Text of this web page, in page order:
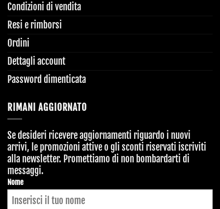
Condizioni di vendita
Resi e rimborsi
Ordini
Dettagli account
Password dimenticata
RIMANI AGGIORNATO
Se desideri ricevere aggiornamenti riguardo i nuovi
arrivi, le promozioni attive o gli sconti riservati iscriviti
alla newsletter. Promettiamo di non bombardarti di
messaggi.
Nome